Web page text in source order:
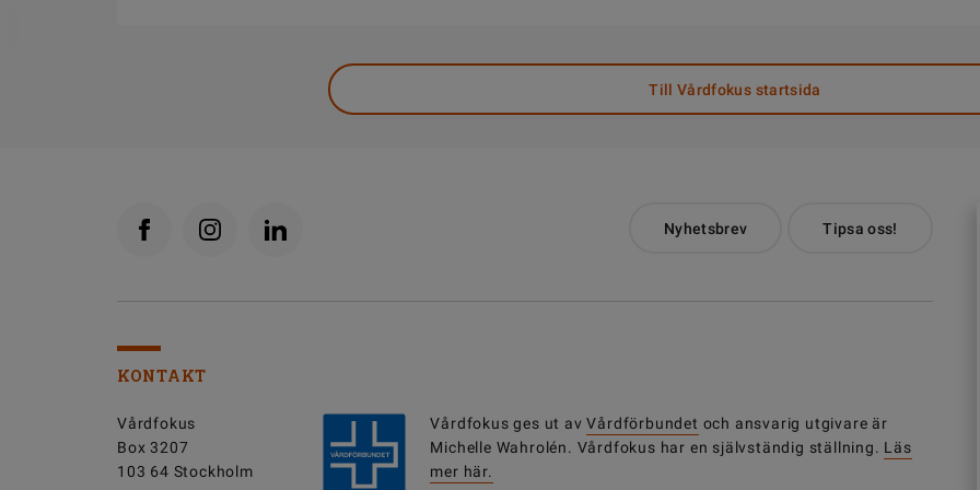
Till Vårdfokus startsida
Nyhetsbrev Tipsa oss!
KONTAKT
Vårdfokus
Box 3207
103 64 Stockholm
Vårdfokus ges ut avVårdförbundet och ansvarig utgivare är
Michelle Wahrolén. Vårdfokus har en självständig ställning. Läs
mer här.